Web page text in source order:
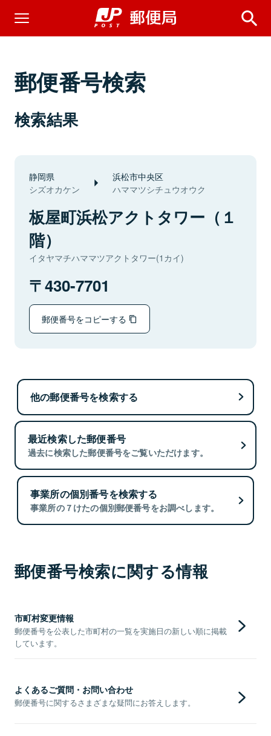
郵便番号検索
検索結果
静岡県
シズオカケン
浜松市中央区
ハママツシチュウオウク
板屋町浜松アクトタワー（１
階）
イタヤマチハママツアクトタワー(1カイ)
430-7701
郵便番号をコピーする
他の郵便番号を検索する
最近検索した郵便番号
過去に検索した郵便番号をご覧いただけます。
事業所の個別番号を検索する
事業所の７けたの個別郵便番号をお調べします。
郵便番号検索に関する情報
市町村変更情報
郵便番号を公表した市町村の一覧を実施日の新しい順に掲載
しています。
よくあるご質問・お問い合わせ
郵便番号に関するさまざまな疑問にお答えします。